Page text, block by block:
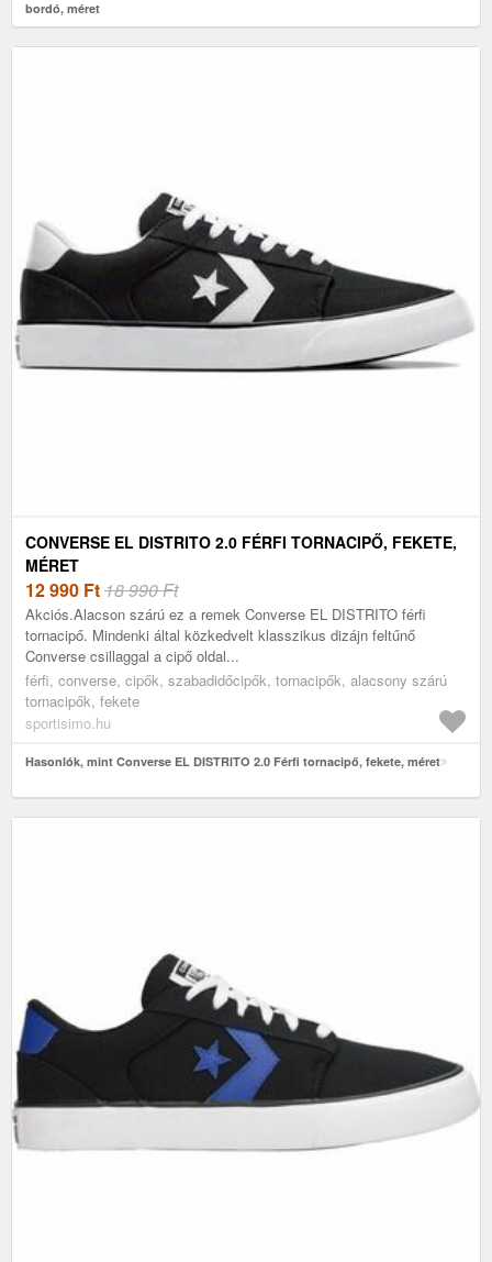
bordó, méret
CONVERSE EL DISTRITO 2.0 FÉRFI TORNACIPŐ, FEKETE,
MÉRET
12 990 Ft18 990 Ft
Akciós.Alacson szárú ez a remek Converse EL DISTRITO férfi
tornacipő. Mindenki által közkedvelt klasszikus dizájn feltűnő
Converse csillaggal a cipő oldal...
férfi, converse, cipők, szabadidőcipők, tornacipők, alacsony szárú
tornacipők, fekete
sportisimo.hu
Hasonlók, mint Converse EL DISTRITO 2.0 Férfi tornacipő, fekete, méret